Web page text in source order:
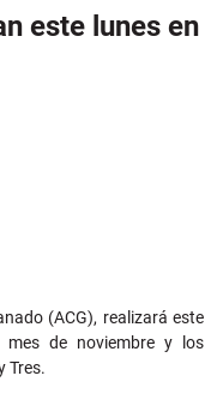
este lunes en
(ACG), realizará este
mes de noviembre y los
Tres.